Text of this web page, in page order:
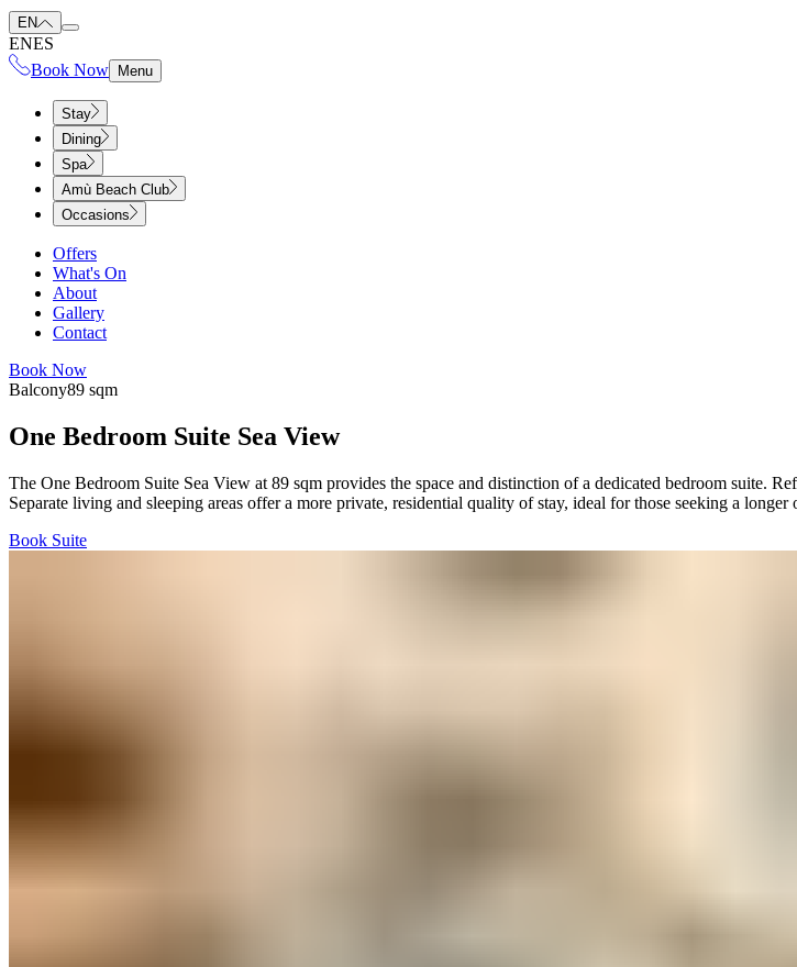
EN
ENES
Book Now
Menu
Stay
Dining
Spa
Amù Beach Club
Occasions
Offers
What's On
About
Gallery
Contact
Book Now
Balcony​​​​‌ ‍ ​‍​‍‌‍ ‌ ​‍‌‍‍‌‌‍‌ ‌‍‍‌‌‍ ‍​‍​‍​ ‍‍​‍​‍‌ ​ ‌‍​‌‌‍ ‍‌‍‍‌‌ ‌​‌ ‍‌​‍ ‍‌‍‍‌‌‍ ​‍​‍​‍ ​​‍​‍‌‍‍​‌ ​‍‌‍‌‌‌‍‌‍​‍​‍​ ‍‍​‍​‍‌‍‍​‌ ‌​‌ ‌​‌ ​​‌ ​ ​ ‍‍​‍ ​‍ ‌‍ ​​‍ ‌‌‍​‌‌‍ ‍‌‍‌​​‍ ‌‌ ​‍​‍ ‌‌‍‍​‌‍ ‌ ‌​‌‍‌‌‌‍ ​‌ ​ ​‍ ‌‌ ​ ‌ ‌​‌ ‌‌‌‍‌​‌‍‍‌‌‍ ​‍ ‍‌ ‌‍‌‍‌‌‌ ​‍‌‍​ ‌‍‌‌‌‍ ​​‍ ‍‌‍​‌‌ ​​‌ ​​​‍ ‌‍‍‌‌‍ ‍‌ ‌​‌‍‌‌‌‍ ‍‌ ‌​​‍ ‌‍‌‌‌‍‌​‌‍‍‌‌ ‌​​‍ ‌‍ ‌‌‍ ‌‍‌​‌‍‌‌​ ‌‌ ​​‌ ​‍‌‍‌‌‌ ​ ‌‍‌‌‌‍ ‍‌ ‌​‌‍​‌‌ ‌​‌‍‍‌‌‍ ‌‍ ‍​ ‍ ‌‍‍‌‌‍‌​​ ‌​ ‍​​ ‌‍‌‍‌‍​ ‌‍‌‍​ ‌‍​‍​ ‌​‌‍​‍​‍ ‌​ ‌ ​ ‌‍​ ​​​ ‍‌​‍ ‌​ ‌​​ ‌‌‌‍​ ​ ‍‌​‍ ‌​ ‍​‌‍​‍​ ‌ ​ ‌ ​‍ ‌‌‍​‌​ ​‌​ ‌‌​ ‍‌‌‍​‍‌‍​‌​ ​‌​ ​‌‌‍‌‍​ ‌‍​ ​‌​ ‍‌​ ‍ ‌ ‌​‌ ‍‌‌ ​​‌‍‌‌​ ‌‌‍‍​‌‍ ‌ ‌​‌‍‌‌‌‍ ​‌‌​‍‌‍ ‌‍ ‌‍ ‌‌‌​ ‌ ‌‌‌‍‍‌‌ ‌​‌‍‌‌‌​​‌‌‍ ‌‌‍‌‌‌‍ ‍‌‍‍‌‌ ‌​‌ ‍‌​ ‍ ‌ ​​‌‍​‌‌ ‌​‌‍‍​​ ‌‌ ‌​‌‍‍‌‌ ‌​‌‍ ​‌‍‌‌​ ‌‍​‍‌‍​‌‌ ​ ‌‍‌‌‌‌‌‌‌ ​‍‌‍ ​​ ‌‌‍‍​‌ ‌​‌ ‌​‌ ​​‌ ​ ​‍‌‌​ ​ ‌​​‌​‍‌‌​ ​‍‌​‌‍​‍‌‌​ ​‍‌​‌‍‌‍ ​​‍ ‌‌‍​‌‌‍ ‍‌‍‌​​‍ ‌‌ ​‍​‍ ‌‌‍‍​‌‍ ‌ ‌​‌‍‌‌‌‍ ​‌ ​ ​‍ ‌‌ ​ ‌ ‌​‌ ‌‌‌‍‌​‌‍‍‌‌‍ ​‍ ‍‌ ‌‍‌‍‌‌‌ ​‍‌‍​ ‌‍‌‌‌‍ ​​‍ ‍‌‍​‌‌ ​​‌ ​​​‍‌‍‌‍‍‌‌‍‌​​ ‌​ ‍​​ ‌‍‌‍‌‍​ ‌‍‌‍​ ‌‍​‍​ ‌​‌‍​‍​‍ ‌​ ‌ ​ ‌‍​ ​​​ ‍‌​‍ ‌​ ‌​​ ‌‌‌‍​ ​ ‍‌​‍ ‌​ ‍​‌‍​‍​ ‌ ​ ‌ ​‍ ‌‌‍​‌​ ​‌​ ‌‌​ ‍‌‌‍​‍‌‍​‌​ ​‌​ ​‌‌‍‌‍​ ‌‍​ ​‌​ ‍‌​‍‌‍‌ ‌​‌ ‍‌‌ ​​‌‍‌‌​ ‌‌‍‍​‌‍ ‌ ‌​‌‍‌‌‌‍ ​‌‌​‍‌‍ ‌‍ ‌‍ ‌‌‌​ ‌ ‌‌‌‍‍‌‌ ‌​‌‍‌‌‌​​‌‌‍ ‌‌‍‌‌‌‍ ‍‌‍‍‌‌ ‌​‌ ‍‌​‍‌‍‌ ​​‌‍​‌‌ ‌​‌‍‍​​ ‌‌ ‌​‌‍‍‌‌ ‌​‌‍ ​‌‍‌‌​‍‌‍‌ ​​‌‍‌‌‌ ​‍‌ ​ ‌ ​​‌‍‌‌‌‍​ ‌ ‌​‌‍‍‌‌ ‌‍‌‍‌‌​ ‌‌ ​​‌ ‌‌‌‍​‍‌‍ ​‌‍‍‌‌ ​ ‌‍‍​‌‍‌‌‌‍‌​​‍​‍‌ ‌89 sqm​​​​‌ ‍ ​‍​‍‌‍ ‌ ​‍‌‍‍‌‌‍‌ ‌‍‍‌‌‍ ‍​‍​‍​ ‍‍​‍​‍‌ ​ ‌‍​‌‌‍ ‍‌‍‍‌‌ ‌​‌ ‍‌​‍ ‍‌‍‍‌‌‍ ​‍​‍​‍ ​​‍​‍‌‍‍​‌ ​‍‌‍‌‌‌‍‌‍​‍​‍​ ‍‍​‍​‍‌‍‍​‌ ‌​‌ ‌​‌ ​​‌ ​ ​ ‍‍​‍ ​‍ ‌‍ ​​‍ ‌‌‍​‌‌‍ ‍‌‍‌​​‍ ‌‌ ​‍​‍ ‌‌‍‍​‌‍ ‌ ‌​‌‍‌‌‌‍ ​‌ ​ ​‍ ‌‌ ​ ‌ ‌​‌ ‌‌‌‍‌​‌‍‍‌‌‍ ​‍ ‍‌ ‌‍‌‍‌‌‌ ​‍‌‍​ ‌‍‌‌‌‍ ​​‍ ‍‌‍​‌‌ ​​‌ ​​​‍ ‌‍‍‌‌‍ ‍‌ ‌​‌‍‌‌‌‍ ‍‌ ‌​​‍ ‌‍‌‌‌‍‌​‌‍‍‌‌ ‌​​‍ ‌‍ ‌‌‍ ‌‍‌​‌‍‌‌​ ‌‌ ​​‌ ​‍‌‍‌‌‌ ​ ‌‍‌‌‌‍ ‍‌ ‌​‌‍​‌‌ ‌​‌‍‍‌‌‍ ‌‍ ‍​ ‍ ‌‍‍‌‌‍‌​​ ‌‌‍​ ​ ‌‌‌‍​ ​ ​‍‌‍‌‌​ ‌‍‌‍​‍​ ‍‌​‍ ‌‌‍‌‍‌‍​‌​ ​‌‌‍‌​​‍ ‌​ ‌​​ ​​​ ​‌​ ‍​​‍ ‌​ ‍‌​ ‍‌​ ‍‌‌‍​ ​‍ ‌​ ‍​​ ‍​​ ​ ​ ‌‌​ ​​​ ‌ ‌‍​ ‌‍‌‍​ ‍‌​ ‌ ‌‍‌‌​ ‍‌​ ‍ ‌ ‌​‌ ‍‌‌ ​​‌‍‌‌​ ‌‌‍‍​‌‍ ‌ ‌​‌‍‌‌‌‍ ​‌‌​‍‌‍ ‌‍ ‌‍ ‌‌‌​ ‌ ‌‌‌‍‍‌‌ ‌​‌‍‌‌‌​​‌‌‍ ‌‌‍‌‌‌‍ ‍‌‍‍‌‌ ‌​‌ ‍‌​ ‍ ‌ ​​‌‍​‌‌ ‌​‌‍‍​​ ‌‌ ‌​‌‍‍‌‌ ‌​‌‍ ​‌‍‌‌​ ‌‍​‍‌‍​‌‌ ​ ‌‍‌‌‌‌‌‌‌ ​‍‌‍ ​​ ‌‌‍‍​‌ ‌​‌ ‌​‌ ​​‌ ​ ​‍‌‌​ ​ ‌​​‌​‍‌‌​ ​‍‌​‌‍​‍‌‌​ ​‍‌​‌‍‌‍ ​​‍ ‌‌‍​‌‌‍ ‍‌‍‌​​‍ ‌‌ ​‍​‍ ‌‌‍‍​‌‍ ‌ ‌​‌‍‌‌‌‍ ​‌ ​ ​‍ ‌‌ ​ ‌ ‌​‌ ‌‌‌‍‌​‌‍‍‌‌‍ ​‍ ‍‌ ‌‍‌‍‌‌‌ ​‍‌‍​ ‌‍‌‌‌‍ ​​‍ ‍‌‍​‌‌ ​​‌ ​​​‍‌‍‌‍‍‌‌‍‌​​ ‌‌‍​ ​ ‌‌‌‍​ ​ ​‍‌‍‌‌​ ‌‍‌‍​‍​ ‍‌​‍ ‌‌‍‌‍‌‍​‌​ ​‌‌‍‌​​‍ ‌​ ‌​​ ​​​ ​‌​ ‍​​‍ ‌​ ‍‌​ ‍‌​ ‍‌‌‍​ ​‍ ‌​ ‍​​ ‍​​ ​ ​ ‌‌​ ​​​ ‌ ‌‍​ ‌‍‌‍​ ‍‌​ ‌ ‌‍‌‌​ ‍‌​‍‌‍‌ ‌​‌ ‍‌‌ ​​‌‍‌‌​ ‌‌‍‍​‌‍ ‌ ‌​‌‍‌‌‌‍ ​‌‌​‍‌‍ ‌‍ ‌‍ ‌‌‌​ ‌ ‌‌‌‍‍‌‌ ‌​‌‍‌‌‌​​‌‌‍ ‌‌‍‌‌‌‍ ‍‌‍‍‌‌ ‌​‌ ‍‌​‍‌‍‌ ​​‌‍​‌‌ ‌​‌‍‍​​ ‌‌ ‌​‌‍‍‌‌ ‌​‌‍ ​‌‍‌‌​‍‌‍‌ ​​‌‍‌‌‌ ​‍‌ ​ ‌ ​​‌‍‌‌‌‍​ ‌ ‌​‌‍‍‌‌ ‌‍‌‍‌‌​ ‌‌ ​​‌ ‌‌‌‍​‍‌‍ ​‌‍‍‌‌ ​ ‌‍‍​‌‍‌‌‌‍‌​​‍​‍‌ ‌
One Bedroom Suite Sea View​​​​‌ ‍ ​‍​‍‌‍ ‌ ​‍‌‍‍‌‌‍‌ ‌‍‍‌‌‍ ‍​‍​‍​ ‍‍​‍​‍‌ ​ ‌‍​‌‌‍ ‍‌‍‍‌‌ ‌​‌ ‍‌​‍ ‍‌‍‍‌‌‍ ​‍​‍​‍ ​​‍​‍‌‍‍​‌ ​‍‌‍‌‌‌‍‌‍​‍​‍​ ‍‍​‍​‍‌‍‍​‌ ‌​‌ ‌​‌ ​​‌ ​ ​ ‍‍​‍ ​‍ ‌‍ ​​‍ ‌‌‍​‌‌‍ ‍‌‍‌​​‍ ‌‌ ​‍​‍ ‌‌‍‍​‌‍ ‌ ‌​‌‍‌‌‌‍ ​‌ ​ ​‍ ‌‌ ​ ‌ ‌​‌ ‌‌‌‍‌​‌‍‍‌‌‍ ​‍ ‍‌ ‌‍‌‍‌‌‌ ​‍‌‍​ ‌‍‌‌‌‍ ​​‍ ‍‌‍​‌‌ ​​‌ ​​​‍ ‌‍‍‌‌‍ ‍‌ ‌​‌‍‌‌‌‍ ‍‌ ‌​​‍ ‌‍‌‌‌‍‌​‌‍‍‌‌ ‌​​‍ ‌‍ ‌‌‍ ‌‍‌​‌‍‌‌​ ‌‌ ​​‌ ​‍‌‍‌‌‌ ​ ‌‍‌‌‌‍ ‍‌ ‌​‌‍​‌‌ ‌​‌‍‍‌‌‍ ‌‍ ‍​ ‍ ‌‍‍‌‌‍‌​​ ‌‌‍​‌‌‍‌​​ ​‌‌‍​‍​ ‌​​ ‌​​ ‌​​ ‍‌​‍ ‌​ ​‍‌‍‌‍​ ‍‌​ ‌‌​‍ ‌​ ‌​​ ​ ‌‍‌‌​ ‌ ​‍ ‌​ ‍‌​ ​​‌‍​‌​ ‌‌​‍ ‌‌‍‌‍​ ​ ​ ‍‌‌‍‌‌​ ‌ ​ ​​​ ​ ‌‍​‍​ ‌​​ ‌‌​ ‍‌​ ‍​​ ‍ ‌ ‌​‌ ‍‌‌ ​​‌‍‌‌​ ‌‌‍‍​‌‍ ‌ ‌​‌‍‌‌‌‍ ​‌‌​‍‌‍ ‌‍ ‌‍ ‌‌‌​ ‌ ‌‌‌‍‍‌‌ ‌​‌‍‌‌​ ‍ ‌ ​​‌‍​‌‌ ‌​‌‍‍​​ ‌‌ ‌​‌‍‍‌‌ ‌​‌‍ ​‌‍‌‌​ ‌‍​‍‌‍​‌‌ ​ ‌‍‌‌‌‌‌‌‌ ​‍‌‍ ​​ ‌‌‍‍​‌ ‌​‌ ‌​‌ ​​‌ ​ ​‍‌‌​ ​ ‌​​‌​‍‌‌​ ​‍‌​‌‍​‍‌‌​ ​‍‌​‌‍‌‍ ​​‍ ‌‌‍​‌‌‍ ‍‌‍‌​​‍ ‌‌ ​‍​‍ ‌‌‍‍​‌‍ ‌ ‌​‌‍‌‌‌‍ ​‌ ​ ​‍ ‌‌ ​ ‌ ‌​‌ ‌‌‌‍‌​‌‍‍‌‌‍ ​‍ ‍‌ ‌‍‌‍‌‌‌ ​‍‌‍​ ‌‍‌‌‌‍ ​​‍ ‍‌‍​‌‌ ​​‌ ​​​‍‌‍‌‍‍‌‌‍‌​​ ‌‌‍​‌‌‍‌​​ ​‌‌‍​‍​ ‌​​ ‌​​ ‌​​ ‍‌​‍ ‌​ ​‍‌‍‌‍​ ‍‌​ ‌‌​‍ ‌​ ‌​​ ​ ‌‍‌‌​ ‌ ​‍ ‌​ ‍‌​ ​​‌‍​‌​ ‌‌​‍ ‌‌‍‌‍​ ​ ​ ‍‌‌‍‌‌​ ‌ ​ ​​​ ​ ‌‍​‍​ ‌​​ ‌‌​ ‍‌​ ‍​​‍‌‍‌ ‌​‌ ‍‌‌ ​​‌‍‌‌​ ‌‌‍‍​‌‍ ‌ ‌​‌‍‌‌‌‍ ​‌‌​‍‌‍ ‌‍ ‌‍ ‌‌‌​ ‌ ‌‌‌‍‍‌‌ ‌​‌‍‌‌​‍‌‍‌ ​​‌‍​‌‌ ‌​‌‍‍​​ ‌‌ ‌​‌‍‍‌‌ ‌​‌‍ ​‌‍‌‌​‍‌‍‌ ​​‌‍‌‌‌ ​‍‌ ​ ‌ ​​‌‍‌‌‌‍​ ‌ ‌​‌‍‍‌‌ ‌‍‌‍‌‌​ ‌‌ ​​‌ ‌‌‌‍​‍‌‍ ​‌‍‍‌‌ ​ ‌‍‍​‌‍‌‌‌‍‌​​‍​‍‌ ‌
The One Bedroom Suite Sea View at 89 sqm provides the space and distinction of a dedicated bedroom suite.
Separate living and sleeping areas offer a more private, residential quality of stay, ideal for those seeking a longer or more immersive retreat at the coast.​​​​‌
Book Suite​​​​‌ ‍ ​‍​‍‌‍ ‌ ​‍‌‍‍‌‌‍‌ ‌‍‍‌‌‍ ‍​‍​‍​ ‍‍​‍​‍‌ ​ ‌‍​‌‌‍ ‍‌‍‍‌‌ ‌​‌ ‍‌​‍ ‍‌‍‍‌‌‍ ​‍​‍​‍ ​​‍​‍‌‍‍​‌ ​‍‌‍‌‌‌‍‌‍​‍​‍​ ‍‍​‍​‍‌‍‍​‌ ‌​‌ ‌​‌ ​​‌ ​ ​ ‍‍​‍ ​‍ ‌‍ ​​‍ ‌‌‍​‌‌‍ ‍‌‍‌​​‍ ‌‌ ​‍​‍ ‌‌‍‍​‌‍ ‌ ‌​‌‍‌‌‌‍ ​‌ ​ ​‍ ‌‌ ​ ‌ ‌​‌ ‌‌‌‍‌​‌‍‍‌‌‍ ​‍ ‍‌ ‌‍‌‍‌‌‌ ​‍‌‍​ ‌‍‌‌‌‍ ​​‍ ‍‌‍​‌‌ ​​‌ ​​​‍ ‌‍‍‌‌‍ ‍‌ ‌​‌‍‌‌‌‍ ‍‌ ‌​​‍ ‌‍‌‌‌‍‌​‌‍‍‌‌ ‌​​‍ ‌‍ ‌‌‍ ‌‍‌​‌‍‌‌​ ‌‌ ​​‌ ​‍‌‍‌‌‌ ​ ‌‍‌‌‌‍ ‍‌ ‌​‌‍​‌‌ ‌​‌‍‍‌‌‍ ‌‍ ‍​ ‍ ‌‍‍‌‌‍‌​​ ‌‌‍​‌‌‍‌​​ ​‌‌‍​‍​ ‌​​ ‌​​ ‌​​ ‍‌​‍ ‌​ ​‍‌‍‌‍​ ‍‌​ ‌‌​‍ ‌​ ‌​​ ​ ‌‍‌‌​ ‌ ​‍ ‌​ ‍‌​ ​​‌‍​‌​ ‌‌​‍ ‌‌‍‌‍​ ​ ​ ‍‌‌‍‌‌​ ‌ ​ ​​​ ​ ‌‍​‍​ ‌​​ ‌‌​ ‍‌​ ‍​​ ‍ ‌ ‌​‌ ‍‌‌ ​​‌‍‌‌​ ‌‌‍‍​‌‍ ‌ ‌​‌‍‌‌‌‍ ​‌‌​‍‌‍ ‌‍ ‌‍ ‌‌‌​ ‌ ‌‌‌‍‍‌‌ ‌​‌‍‌‌​ ‍ ‌ ​​‌‍​‌‌ ‌​‌‍‍​​ ‌‌‍​ ‌ ‌​‌‍​‌​‍ ‍‌‍ ​‌‍​‌‌‍​‍‌‍‌‌‌‍ ​​ ‌‍​‍‌‍​‌‌ ​ ‌‍‌‌‌‌‌‌‌ ​‍‌‍ ​​ ‌‌‍‍​‌ ‌​‌ ‌​‌ ​​‌ ​ ​‍‌‌​ ​ ‌​​‌​‍‌‌​ ​‍‌​‌‍​‍‌‌​ ​‍‌​‌‍‌‍ ​​‍ ‌‌‍​‌‌‍ ‍‌‍‌​​‍ ‌‌ ​‍​‍ ‌‌‍‍​‌‍ ‌ ‌​‌‍‌‌‌‍ ​‌ ​ ​‍ ‌‌ ​ ‌ ‌​‌ ‌‌‌‍‌​‌‍‍‌‌‍ ​‍ ‍‌ ‌‍‌‍‌‌‌ ​‍‌‍​ ‌‍‌‌‌‍ ​​‍ ‍‌‍​‌‌ ​​‌ ​​​‍‌‍‌‍‍‌‌‍‌​​ ‌‌‍​‌‌‍‌​​ ​‌‌‍​‍​ ‌​​ ‌​​ ‌​​ ‍‌​‍ ‌​ ​‍‌‍‌‍​ ‍‌​ ‌‌​‍ ‌​ ‌​​ ​ ‌‍‌‌​ ‌ ​‍ ‌​ ‍‌​ ​​‌‍​‌​ ‌‌​‍ ‌‌‍‌‍​ ​ ​ ‍‌‌‍‌‌​ ‌ ​ ​​​ ​ ‌‍​‍​ ‌​​ ‌‌​ ‍‌​ ‍​​‍‌‍‌ ‌​‌ ‍‌‌ ​​‌‍‌‌​ ‌‌‍‍​‌‍ ‌ ‌​‌‍‌‌‌‍ ​‌‌​‍‌‍ ‌‍ ‌‍ ‌‌‌​ ‌ ‌‌‌‍‍‌‌ ‌​‌‍‌‌​‍‌‍‌ ​​‌‍​‌‌ ‌​‌‍‍​​ ‌‌‍​ ‌ ‌​‌‍​‌​‍ ‍‌‍ ​‌‍​‌‌‍​‍‌‍‌‌‌‍ ​​‍‌‍‌ ​​‌‍‌‌‌ ​‍‌ ​ ‌ ​​‌‍‌‌‌‍​ ‌ ‌​‌‍‍‌‌ ‌‍‌‍‌‌​ ‌‌ ​​‌ ‌‌‌‍​‍‌‍ ​‌‍‍‌‌ ​ ‌‍‍​‌‍‌‌‌‍‌​​‍​‍‌ ‌